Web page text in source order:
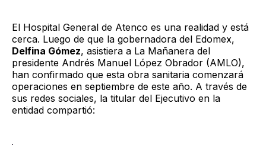
El Hospital General de Atenco es una realidad y está
cerca. Luego de que la gobernadora del Edomex,
Delfina Gómez, asistiera a La Mañanera del
presidente Andrés Manuel López Obrador (AMLO),
han confirmado que esta obra sanitaria comenzará
operaciones en septiembre de este año. A través de
sus redes sociales, la titular del Ejecutivo en la
entidad compartió: